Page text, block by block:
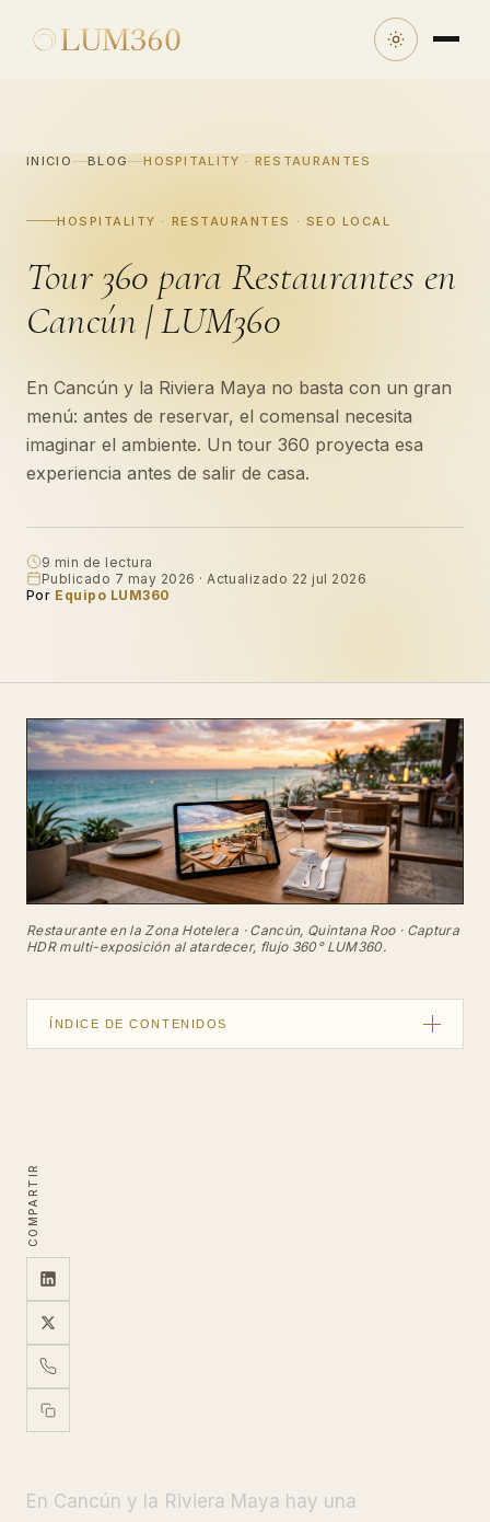
INICIO BLOG HOSPITALITY · RESTAURANTES
HOSPITALITY · RESTAURANTES · SEO LOCAL
Tour 360 para Restaurantes en
Cancún | LUM360
En Cancún y la Riviera Maya no basta con un gran
menú: antes de reservar, el comensal necesita
imaginar el ambiente. Un tour 360 proyecta esa
experiencia antes de salir de casa.
9 min de lectura
Publicado 7 may 2026 · Actualizado 22 jul 2026
Por Equipo LUM360
Restaurante en la Zona Hotelera · Cancún, Quintana Roo · Captura
HDR multi-exposición al atardecer, flujo 360° LUM360.
COMPARTIR
En Cancún y la Riviera Maya hay una
ÍNDICE DE CONTENIDOS
Hotspots como herramienta de conversión
Cómo preparar el restaurante para el tour
Preguntas frecuentes